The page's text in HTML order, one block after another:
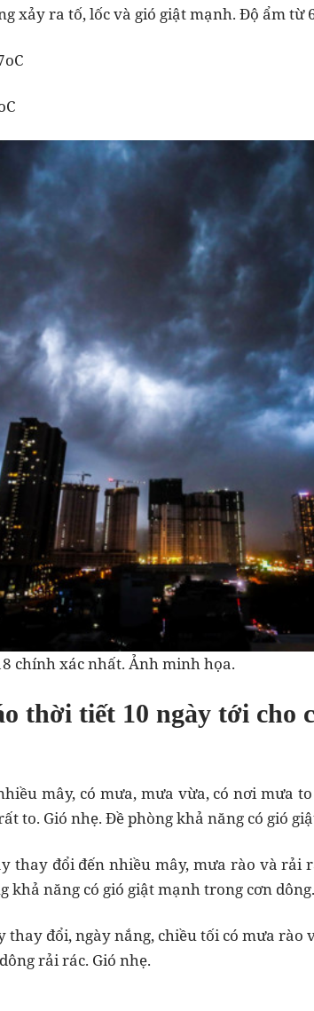
xảy ra tố, lốc và gió giật mạnh. Độ ẩm từ
chính xác nhất. Ảnh minh họa.
thời tiết 10 ngày tới cho
mây, có mưa, mưa vừa, có nơi mưa
to. Gió nhẹ. Đề phòng khả năng có gió
thay đổi đến nhiều mây, mưa rào và rải
khả năng có gió giật mạnh trong cơn dông.
thay đổi, ngày nắng, chiều tối có mưa rào
rải rác. Gió nhẹ.